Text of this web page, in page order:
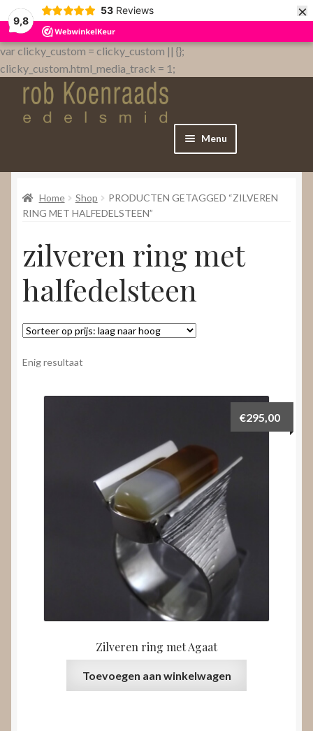
9,8
53 Reviews ×
var clicky_custom = clicky_custom || {};
clicky_custom.html_media_track = 1;
Menu
Home
WebShop
Over
Contact
Nieuws
Video’s
Home Shop
PRODUCTEN GETAGGED “ZILVEREN
RING MET HALFEDELSTEEN”
zilveren ring met
halfedelsteen
Enig resultaat
Zilveren ring met Agaat
€295,00
Toevoegen aan winkelwagen